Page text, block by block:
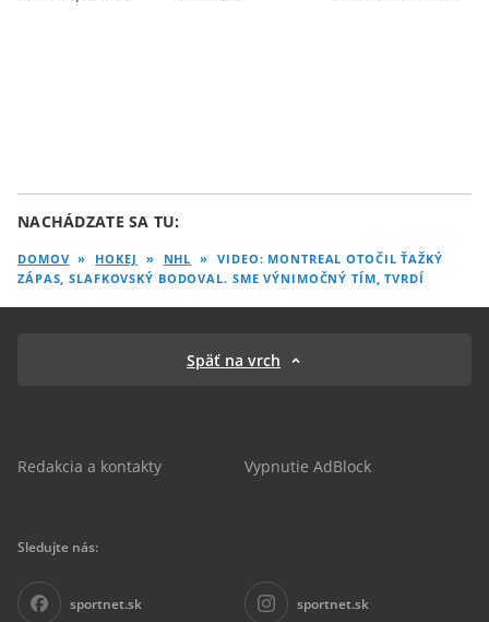
NACHÁDZATE SA TU:
DOMOV » HOKEJ » NHL »
VIDEO: MONTREAL OTOČIL ŤAŽKÝ
ZÁPAS, SLAFKOVSKÝ BODOVAL. SME VÝNIMOČNÝ TÍM, TVRDÍ
Späť na vrch
Redakcia a kontakty Vypnutie AdBlock
Sledujte nás:
sportnet.sk sportnet.sk